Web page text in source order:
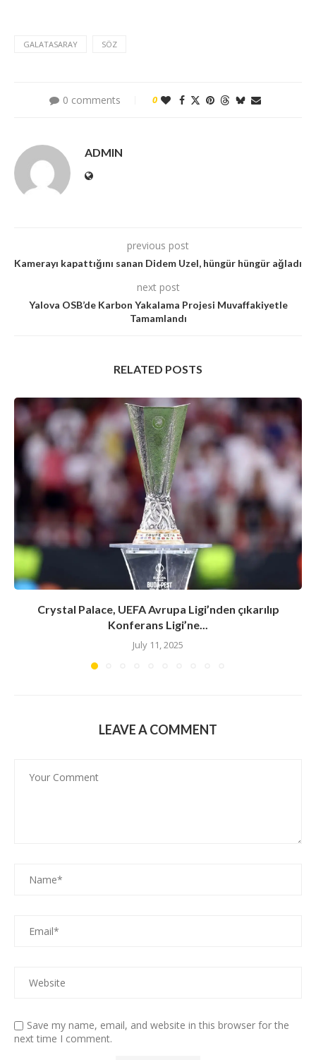
GALATASARAY SÖZ
0 comments 0
ADMIN
previous post
Kamerayı kapattığını sanan Didem Uzel, hüngür hüngür ağladı
next post
Yalova OSB’de Karbon Yakalama Projesi Muvaffakiyetle
Tamamlandı
RELATED POSTS
Crystal Palace, UEFA Avrupa Ligi’nden çıkarılıp
Konferans Ligi’ne...
July 11, 2025
LEAVE A COMMENT
Save my name, email, and website in this browser for the
next time I comment.